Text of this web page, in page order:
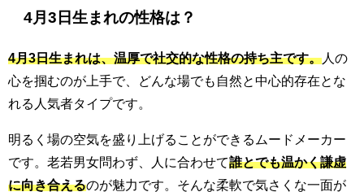
4月3日生まれの性格は？
4月3日生まれは、温厚で社交的な性格の持ち主です。 人の
心を掴むのが上手で、どんな場でも自然と中心的存在とな
れる人気者タイプです。
明るく場の空気を盛り上げることができるムードメーカー
です。老若男女問わず、人に合わせて誰とでも温かく謙虚
に向き合えるのが魅力です。そんな柔軟で気さくな一面が